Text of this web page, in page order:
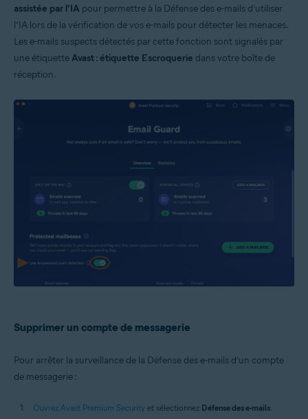
assistée par l’IA pour permettre à la Défense des e-mails d’utiliser
l’IA lors de la vérification de vos e-mails pour détecter les menaces.
Les e-mails suspects détectés par cette fonction sont signalés par
une étiquetteAvast : étiquette Escroquerie dans votre boîte de
réception.
Supprimer un compte de messagerie
Pour arrêter la surveillance de la Défense des e-mails d’un compte
de messagerie :
Ouvrez Avast Premium Security et sélectionnez Défense des e-mails.